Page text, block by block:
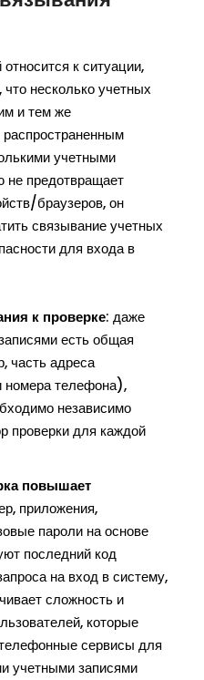
к ситуации,
несколько учетных
и тем же
распространенным
учетными
не предотвращает
браузеров, он
связывание учетных
для входа в
к проверке: даже
есть общая
часть адреса
номера телефона),
независимо
проверки для каждой
повышает
приложения,
пароли на основе
последний код
на вход в систему,
сложность и
которые
сервисы для
учетными записями